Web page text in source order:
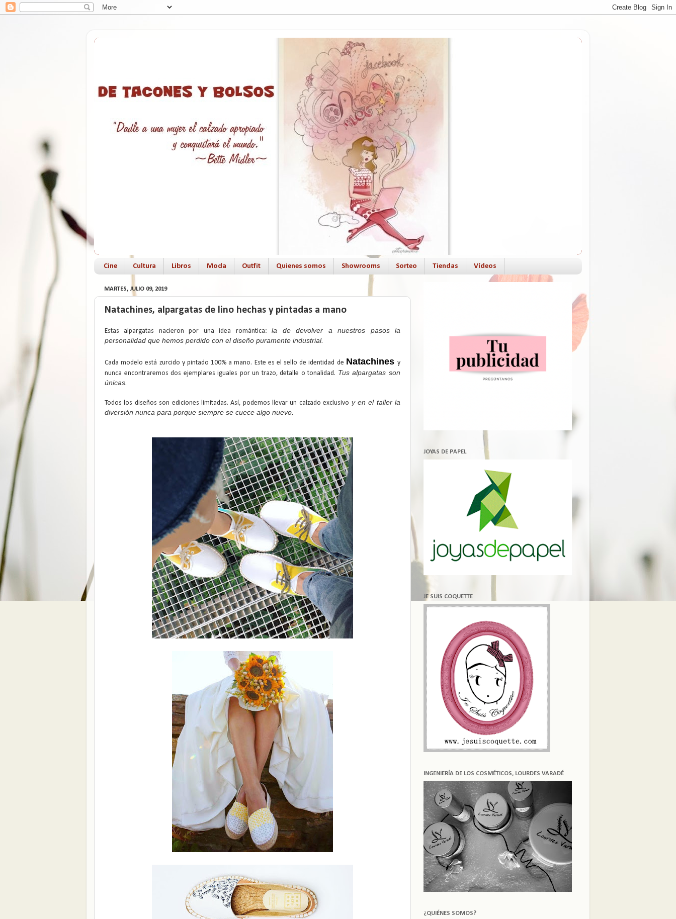
Cine Cultura Libros Moda Outfit Quienes somos Showrooms Sorteo Tiendas Vídeos
MARTES, JULIO 09, 2019
Natachines, alpargatas de lino hechas y pintadas a mano
Estas alpargatas nacieron por una idea romántica:la de devolver a nuestros pasos la
personalidad que hemos perdido con el diseño puramente industrial.
Cada modelo está zurcido y pintado 100% a mano. Este es el sello de identidad de Natachines y
nunca encontraremos dos ejemplares iguales por un trazo, detalle o tonalidad. Tus alpargatas son
únicas.
Todos los diseños son ediciones limitadas. Así, podemos llevar un calzado exclusivo y en el taller la
diversión nunca para porque siempre se cuece algo nuevo.
JOYAS DE PAPEL
JE SUIS COQUETTE
INGENIERÍA DE LOS COSMÉTICOS, LOURDES VARADÉ
¿QUIÉNES SOMOS?